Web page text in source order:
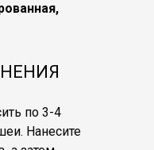
по 3-4
Нанесите